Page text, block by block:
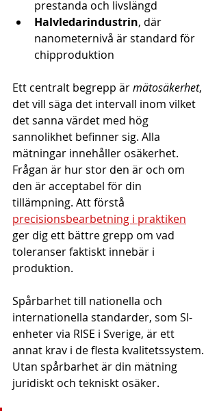
prestanda och livslängd
Halvledarindustrin, där
nanometernivå är standard för
chipproduktion
Ett centralt begrepp är mätosäkerhet,
det vill säga det intervall inom vilket
det sanna värdet med hög
sannolikhet befinner sig. Alla
mätningar innehåller osäkerhet.
Frågan är hur stor den är och om
den är acceptabel för din
tillämpning. Att förstå
precisionsbearbetning i praktiken
ger dig ett bättre grepp om vad
toleranser faktiskt innebär i
produktion.
Spårbarhet till nationella och
internationella standarder, som SI-
enheter via RISE i Sverige, är ett
annat krav i de flesta kvalitetssystem.
Utan spårbarhet är din mätning
juridiskt och tekniskt osäker.